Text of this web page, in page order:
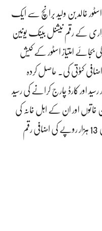
خالد بن ولید برانچ سے ایک
کے رقم نیشنل بینک یونین
بجائے امتیاز اسٹور کے کیش
ہزار روپے کی اضافی کٹوتی کی۔ حاصل کردہ
اور کارڈ چارج کرانے کی رسید
اور ان کے اہل خانہ کی
جانب سے اسٹور کی غلطی کی نشاندہی پر بھی 13 ہزار روپے کی اضافی رقم